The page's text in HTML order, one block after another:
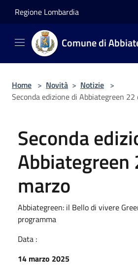
Regione Lombardia
Comune di
Home > Novità > Notizie >
Seconda edizione di Abbiategreen
Seconda
Abbiategreen
marzo
Abbiategreen: il Bello di vivere
programma
Data :
14 marzo 2025